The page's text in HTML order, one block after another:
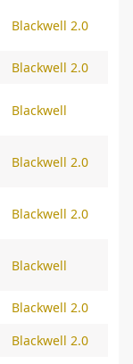
Blackwell 2.0
Blackwell 2.0
Blackwell
Blackwell 2.0
Blackwell 2.0
Blackwell
Blackwell 2.0
Blackwell 2.0